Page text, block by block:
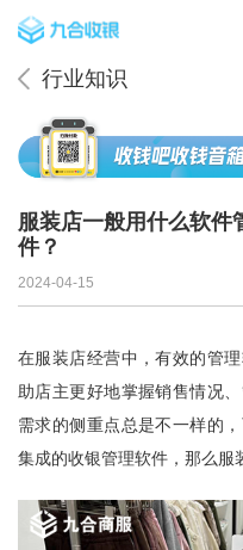
行业知识
服装店一般用什么软件
件？
2024-04-15
在服装店经营中，有效的管
助店主更好地掌握销售情况
需求的侧重点总是不一样的
集成的收银管理软件，那么服